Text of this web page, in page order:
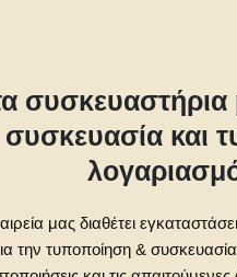
συσκευασία και
μας διαθέτει
την τυποποίηση &